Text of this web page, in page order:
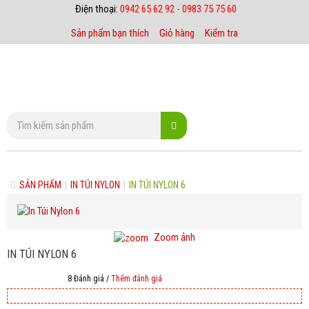
Điện thoại: 0942 65 62 92 - 0983 75 75 60
Sản phẩm bạn thích
Giỏ hàng Kiểm tra
SẢN PHẨM IN TÚI NYLON IN TÚI NYLON 6
Zoom ảnh
IN TÚI NYLON 6
8 Đánh giá / Thêm đánh giá